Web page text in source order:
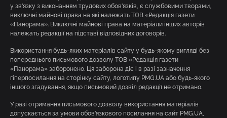
у зв’язку з виконанням трудових обов’язків, є службовими творами,
виключні майнові права на які належать ТОВ «Редакція газети
«Панорама». Виключні майнові права на матеріали інших авторів
належать редакції на підставі відповідних договорів.
Використання будь-яких матеріалів сайту у будь-якому вигляді без
попереднього письмового дозволу ТОВ «Редакція газети
«Панорама» заборонено. Ця заборона діє і в разі зазначення
гіперпосилання на сторінку сайту, логотипу PMG.UA або будь-якого
іншого згадування, якщо письмовий дозвіл редакції не отримано.
У разі отримання письмового дозволу використання матеріалів
допускається за умови обов’язкового посилання на сайт PMG.UA,